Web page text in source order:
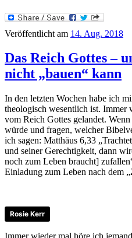
Veröffentlicht am 14. Aug. 2018
Das Reich Gottes –
nicht „bauen“ kann
In den letzten Wochen habe ich
theologisch wesentlich ist. Immer
vom Reich Gottes gelandet.
würde und fragen, welcher
ich sagen: Matthäus 6,33
und seiner Gerechtigkeit, dann
noch zum Leben braucht]
Einladung zum Leben nach dem
Rosie Kerr